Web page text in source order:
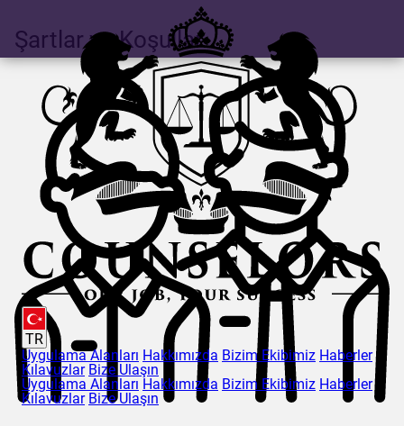
TR
Uygulama Alanları Hakkımızda Bizim Ekibimiz Haberler
Kılavuzlar Bize Ulaşın
Uygulama Alanları Hakkımızda Bizim Ekibimiz Haberler
Kılavuzlar Bize Ulaşın
Şartlar ve Koşullar